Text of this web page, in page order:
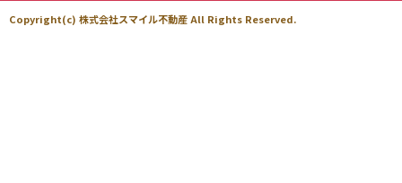
Copyright(c) 株式会社スマイル不動産 All Rights Reserved.